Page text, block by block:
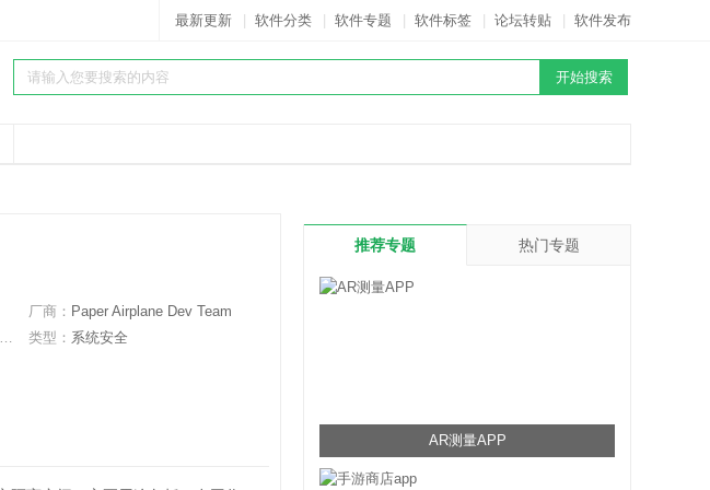
最新更新 软件分类 软件专题 软件标签 论坛转贴 软件发布
厂商： Paper Airplane Dev Team
类型： 系统安全
推荐专题 热门专题
AR测量APP